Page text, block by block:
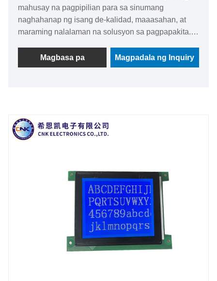
mahusay na pagpipilian para sa sinumang
naghahanap ng isang de-kalidad, maaasahan, at
maraming nalalaman na solusyon sa pagpapakita.
na disenyo ay ginagawang perpekto para magamit
sa iba't ibang mga aplikasyon, habang ang interface
Magbasa pa Magpadala ng Inquiry